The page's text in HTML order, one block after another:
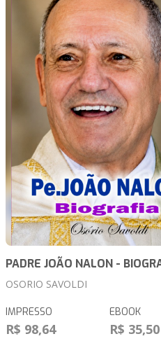
PADRE JOÃO NALON -
OSORIO SAVOLDI
IMPRESSO
R$ 98,64
EBOOK
R$ 35,50